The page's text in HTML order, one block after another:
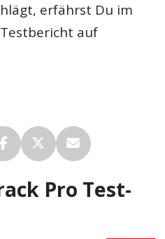
erfährst Du im
auf
Pro Test-